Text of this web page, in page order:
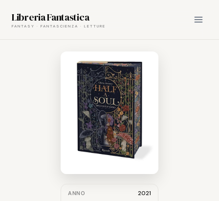
content
Libreria Fantastica
ANNO 2021